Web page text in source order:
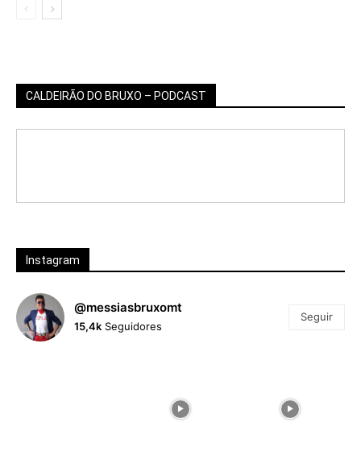
CALDEIRÃO DO BRUXO – PODCAST
Instagram
@messiasbruxomt
15,4k Seguidores
Seguir